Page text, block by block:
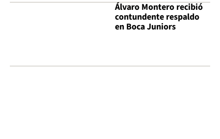
Álvaro Montero recibió
contundente respaldo
en Boca Juniors